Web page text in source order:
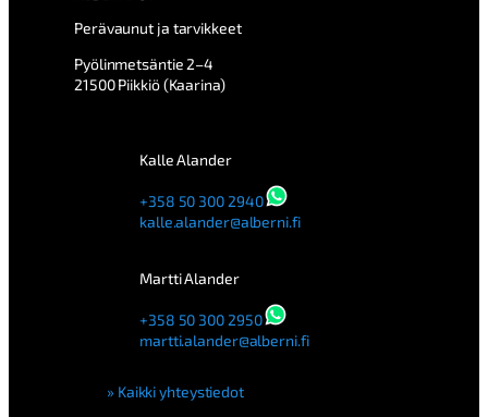
Perävaunut ja tarvikkeet
Pyölinmetsäntie 2–4
21500 Piikkiö (Kaarina)
Kalle Alander
+358 50 300 2940
kalle.alander@alberni.fi
Martti Alander
+358 50 300 2950
martti.alander@alberni.fi
Kaikki yhteystiedot